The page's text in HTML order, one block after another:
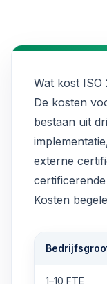
Wat kost ISO
De kosten
bestaan uit
externe
Kosten
1–10 FTE